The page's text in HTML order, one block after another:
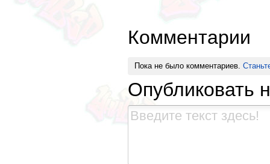
Комментарии
Пока не было комментариев.
Опубликовать